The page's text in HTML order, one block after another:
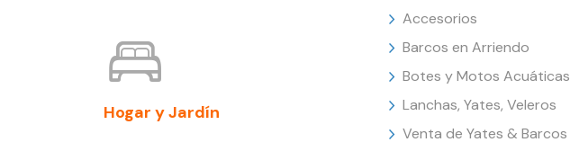
Hogar y Jardín
Accesorios
Barcos en Arriendo
Botes y Motos Acuáticas
Lanchas, Yates, Veleros
Venta de Yates & Barcos